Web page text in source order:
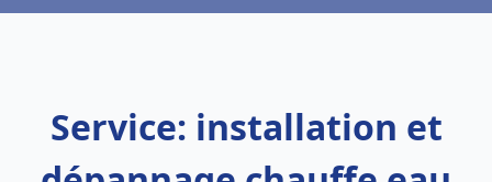
Service: installation et